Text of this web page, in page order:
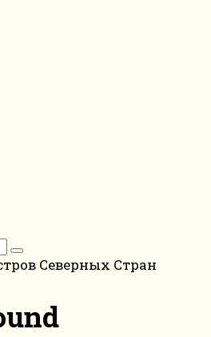
Северных Стран